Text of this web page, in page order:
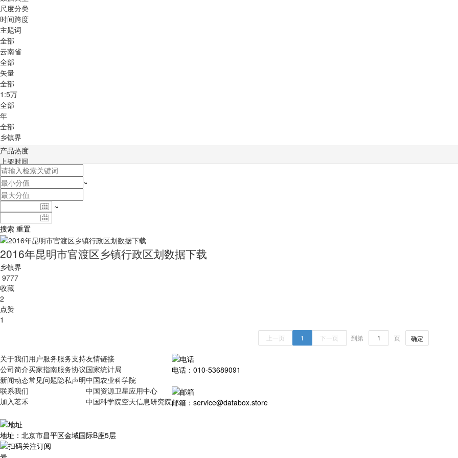
尺度分类
时间跨度
主题词
全部
云南省
全部
矢量
全部
1:5万
全部
年
全部
乡镇界
产品热度
上架时间
积分排序
~
~
搜索 重置
2016年昆明市官渡区乡镇行政区划数据下载
乡镇界
9777
收藏
2
点赞
1
上一页 1 下一页 到第 页 确定
关于我们
公司简介
新闻动态
联系我们
加入茗禾
用户服务
买家指南
常见问题
服务支持
服务协议
隐私声明
友情链接
国家统计局
中国农业科学院
中国资源卫星应用中心
中国科学院空天信息研究院
电话：010-53689091
邮箱：service@databox.store
地址：北京市昌平区金域国际B座5层